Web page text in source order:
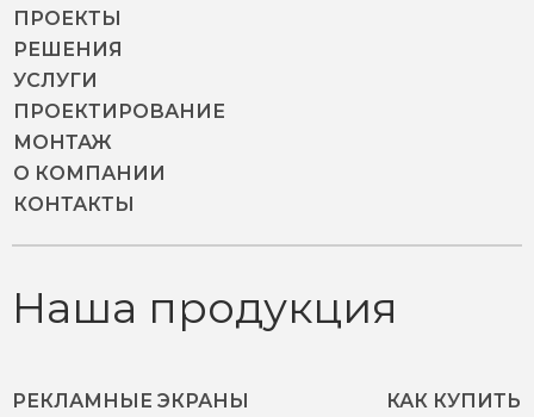
ПРОЕКТЫ
РЕШЕНИЯ
УСЛУГИ
ПРОЕКТИРОВАНИЕ
МОНТАЖ
О КОМПАНИИ
КОНТАКТЫ
Наша продукция
РЕКЛАМНЫЕ ЭКРАНЫ
КАК КУПИТЬ